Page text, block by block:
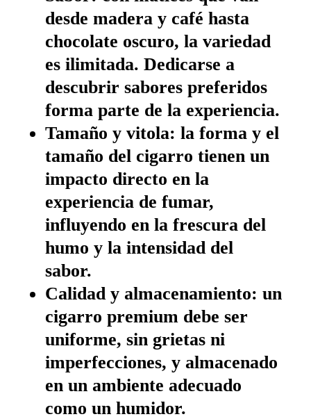
desde madera y café hasta
chocolate oscuro, la variedad
es ilimitada. Dedicarse a
descubrir sabores preferidos
forma parte de la experiencia.
Tamaño y vitola: la forma y el
tamaño del cigarro tienen un
impacto directo en la
experiencia de fumar,
influyendo en la frescura del
humo y la intensidad del
sabor.
Calidad y almacenamiento: un
cigarro premium debe ser
uniforme, sin grietas ni
imperfecciones, y almacenado
en un ambiente adecuado
como un humidor.